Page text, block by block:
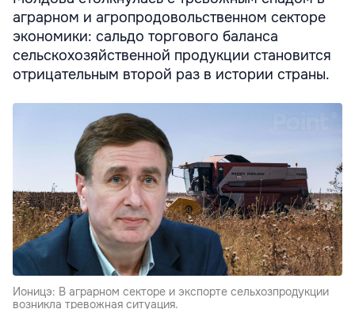
аграрном и агропродовольственном секторе
экономики: сальдо торгового баланса
сельскохозяйственной продукции становится
отрицательным второй раз в истории страны.
Ионицэ: В аграрном секторе и экспорте сельхозпродукции
возникла тревожная ситуация.